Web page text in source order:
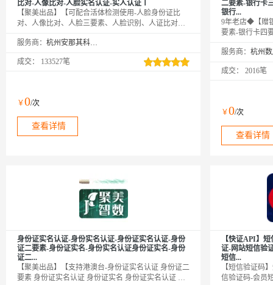
比对-人像比对-人脸实名认证-实人认证Ⅰ
【聚美出品】【可配合活体检测使用-人脸身份证比
对、人像比对、人脸三要素、人脸识别、人证比对、
名、身份证号及人脸照片，通过公安库校验后返回结
服务商： 杭州安那其科技有限公司
成交： 133527笔
￥0/次
查看详情
二要素-银行卡
银行...
9年老店◆【赠
要素-银行卡四
银行卡验证-银
+姓名）、银行
服务商：
成交： 2016笔
￥0/次
查看详情
身份证实名认证-身份实名认证-身份证实名认证-身份
证二要素-身份证实名-身份实名认证身份证实名-身份
证二...
【聚美出品】【支持港澳台-身份证实名认证 身份证二
要素 身份证实名认证 身份证实名 身份证实名认证 身
【快证API】
证-网站短信验
短信...
【短信验证码
信验证码-会员